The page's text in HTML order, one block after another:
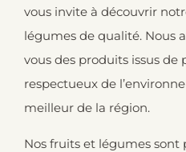
vous invite à découvrir
légumes de qualité. Nous
vous des produits issus de
respectueux de
meilleur de la région.
Nos fruits et légumes sont